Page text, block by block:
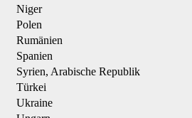
Niger
Polen
Rumänien
Spanien
Syrien, Arabische Republik
Türkei
Ukraine